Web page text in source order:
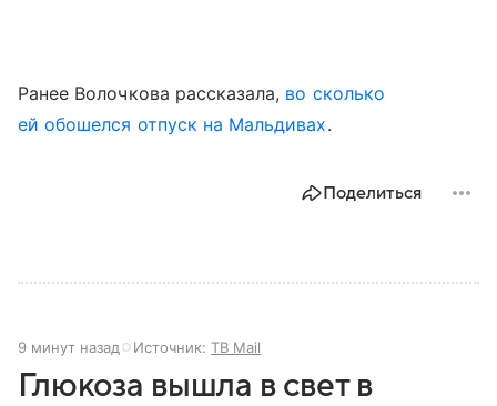
Ранее Волочкова рассказала, во сколько
ей обошелся отпуск на Мальдивах.
Поделиться
9 минут назад Источник: ТВ Mail
Глюкоза вышла в свет в